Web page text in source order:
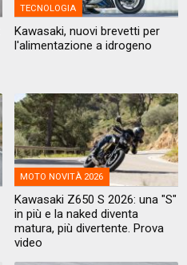
TECNOLOGIA
Kawasaki, nuovi brevetti per
l'alimentazione a idrogeno
MOTO NOVITÀ 2026
Kawasaki Z650 S 2026: una "S"
in più e la naked diventa
matura, più divertente. Prova
video